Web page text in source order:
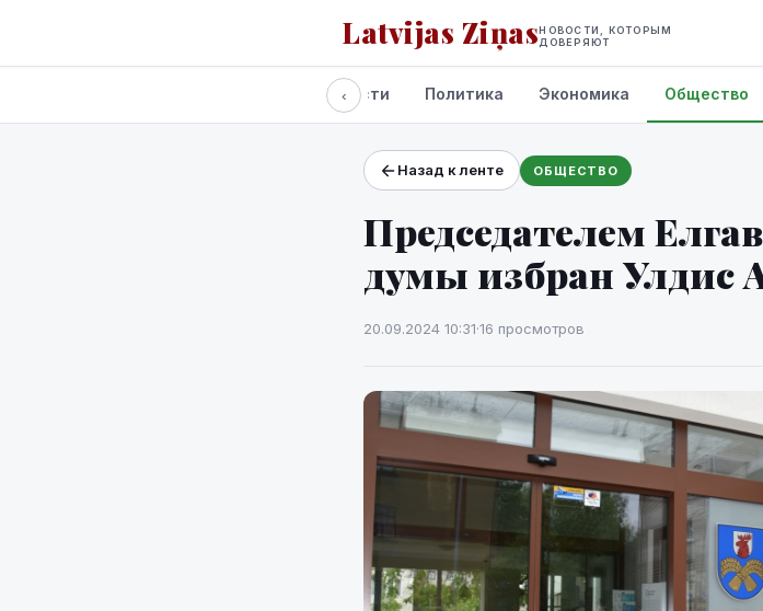
Latvijas ZiņasНОВОСТИ, КОТОРЫМ
ДОВЕРЯЮТ
Проекты и сервисы
‹
Все новости Политика Экономика Общество
Назад к ленте ОБЩЕСТВО
Председателем
думы избран Улдис
20.09.2024 10:31·16 просмотров